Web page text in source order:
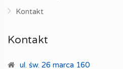
Kontakt
Kontakt
ul. św. 26 marca 160